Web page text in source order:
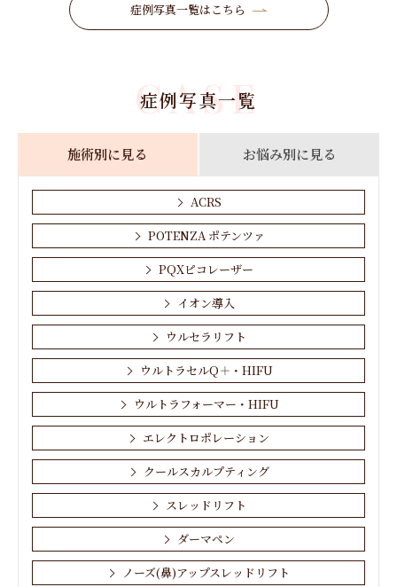
症例写真一覧はこちら
症例写真一覧
CASE
施術別に見る お悩み別に見る
ACRS
POTENZA ポテンツァ
PQXピコレーザー
イオン導入
ウルセラリフト
ウルトラセルQ＋・HIFU
ウルトラフォーマー・HIFU
エレクトロポレーション
クールスカルプティング
スレッドリフト
ダーマペン
ノーズ(鼻)アップスレッドリフト